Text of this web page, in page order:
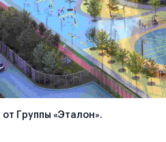
от Группы «Эталон».